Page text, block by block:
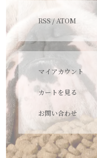
RSS/ATOM
マイアカウント
カートを見る
お問い合わせ